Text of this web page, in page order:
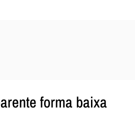
forma baixa